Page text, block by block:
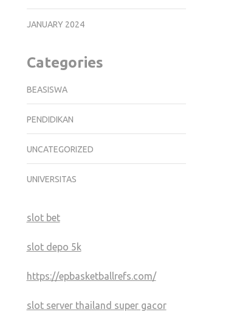
JANUARY 2024
Categories
BEASISWA
PENDIDIKAN
UNCATEGORIZED
UNIVERSITAS
slot bet
slot depo 5k
https://epbasketballrefs.com/
slot server thailand super gacor